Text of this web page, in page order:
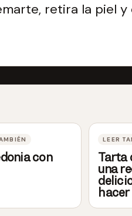
retira la piel
con
Tarta
una
hacer